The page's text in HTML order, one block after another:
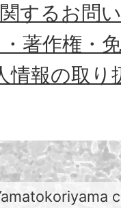
するお問
著作権・
情報の取り